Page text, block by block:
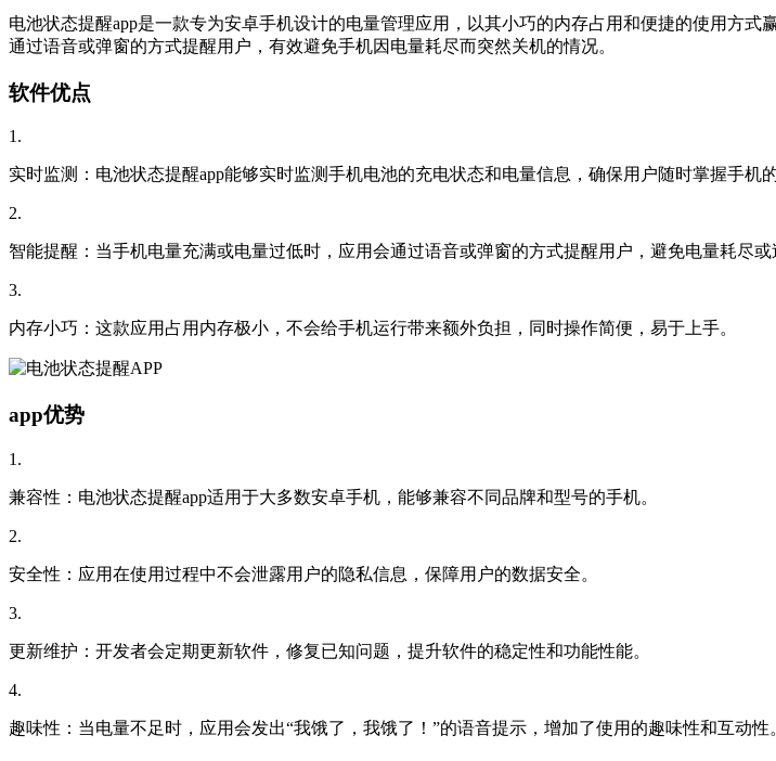
电池状态提醒app是一款专为安卓手机设计的电量管理应用，以其小巧的内存占用和便捷的使用方
通过语音或弹窗的方式提醒用户，有效避免手机因电量耗尽而突然关机的情况。
软件优点
1.
实时监测：电池状态提醒app能够实时监测手机电池的充电状态和电量信息，确保用户随时掌握手机
2.
智能提醒：当手机电量充满或电量过低时，应用会通过语音或弹窗的方式提醒用户，避免电量耗尽或
3.
内存小巧：这款应用占用内存极小，不会给手机运行带来额外负担，同时操作简便，易于上手。
app优势
1.
兼容性：电池状态提醒app适用于大多数安卓手机，能够兼容不同品牌和型号的手机。
2.
安全性：应用在使用过程中不会泄露用户的隐私信息，保障用户的数据安全。
3.
更新维护：开发者会定期更新软件，修复已知问题，提升软件的稳定性和功能性能。
4.
趣味性：当电量不足时，应用会发出“我饿了，我饿了！”的语音提示，增加了使用的趣味性和互动性